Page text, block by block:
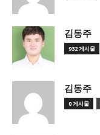
김동주
932 게시물
김동주
0 게시물